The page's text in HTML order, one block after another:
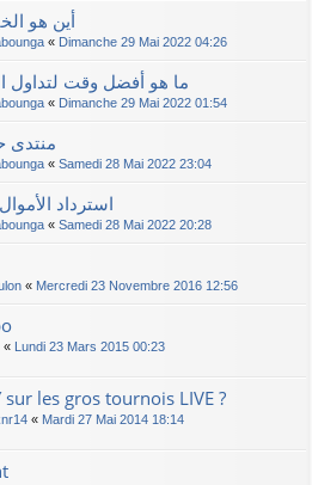
أين هو
« Dimanche 29 Mai 2022 04:26
ما هو أفضل وقت لتداول
« Dimanche 29 Mai 2022 01:54
منتدى
« Samedi 28 Mai 2022 23:04
استرداد
« Samedi 28 Mai 2022 20:28
« Mercredi 23 Novembre 2016 12:56
«
Lundi 23 Mars 2015 00:23
sur les gros tournois LIVE ?
« Mardi 27 Mai 2014 18:14